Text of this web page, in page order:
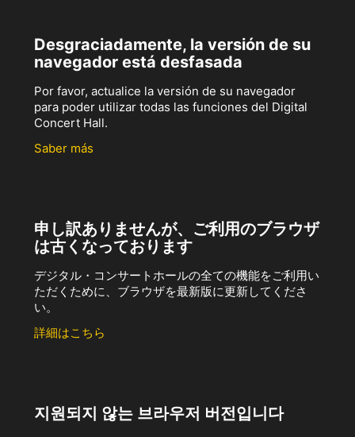
Desgraciadamente, la versión de su
navegador está desfasada
Por favor, actualice la versión de su navegador
para poder utilizar todas las funciones del Digital
Concert Hall.
Saber más
申し訳ありませんが、ご利用のブラウザ
は古くなっております
デジタル・コンサートホールの全ての機能をご利用い
ただくために、ブラウザを最新版に更新してくださ
い。
詳細はこちら
지원되지 않는 브라우저 버전입니다